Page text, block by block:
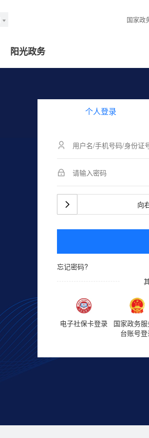
国家政
阳光政务
个人登录
向
忘记密码?
电子社保卡登录
国家政务
台账号